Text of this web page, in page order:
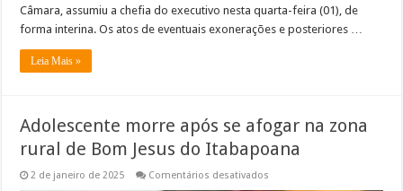
Câmara, assumiu a chefia do executivo nesta quarta-feira (01), de
forma interina. Os atos de eventuais exonerações e posteriores …
Leia Mais »
Adolescente morre após se afogar na zona
rural de Bom Jesus do Itabapoana
2 de janeiro de 2025 Comentários desativados